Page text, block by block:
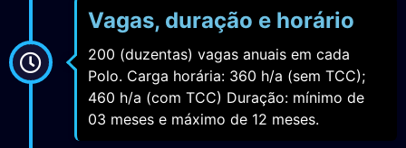
Vagas, duração e horário
200 (duzentas) vagas anuais em cada
Polo. Carga horária: 360 h/a (sem TCC);
460 h/a (com TCC) Duração: mínimo de
03 meses e máximo de 12 meses.